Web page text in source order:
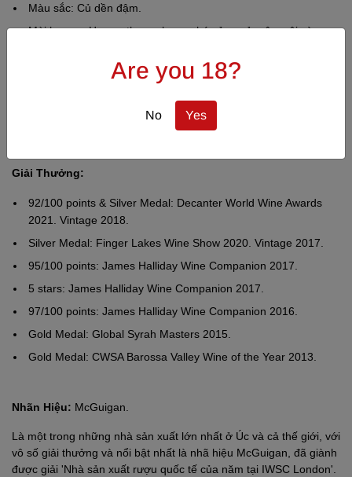
Are you 18?
No Yes
Màu sắc: Củ dền đậm.
Mùi hương: Hương thơm phong phú của quả mâm xôi và
Vòm miệng: Dòng vang Shiraz cổ điển của Thung lũng
Barossa có hương vị trái cây như dâu và mận chín cùng với
hương tự nhiên của gỗ sồi tạo nên hương vị vanilla và gia
vị tinh tế. Độ chát nhẹ nhàng, hấp dẫn.
Giải Thưởng:
92/100 points & Silver Medal: Decanter World Wine Awards
2021. Vintage 2018.
Silver Medal: Finger Lakes Wine Show 2020. Vintage 2017.
95/100 points: James Halliday Wine Companion 2017.
5 stars: James Halliday Wine Companion 2017.
97/100 points: James Halliday Wine Companion 2016.
Gold Medal: Global Syrah Masters 2015.
Gold Medal: CWSA Barossa Valley Wine of the Year 2013.
Nhãn Hiệu: McGuigan.
Là một trong những nhà sản xuất lớn nhất ở Úc và cả thế giới, với
vô số giải thưởng và nổi bật nhất là nhã hiệu McGuigan, đã giành
được giải 'Nhà sản xuất rượu quốc tế của năm tại IWSC London'.